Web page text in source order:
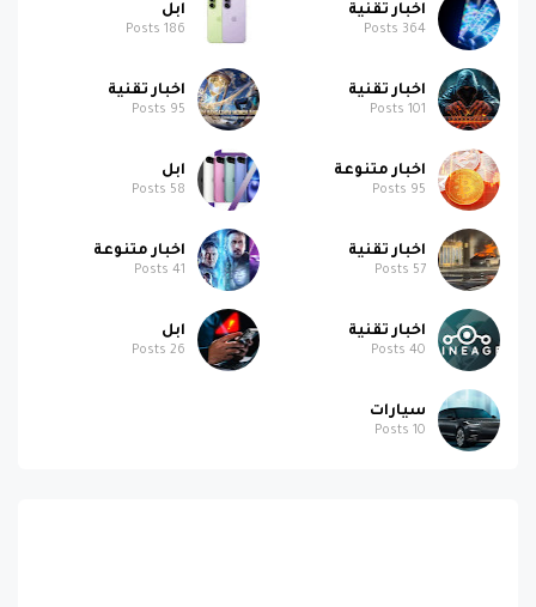
اخبار تقنية
364
ابل
186
اخبار تقنية
101
اخبار تقنية
95
اخبار متنوعة
95
ابل
58
اخبار تقنية
57
اخبار متنوعة
41
اخبار تقنية
40
ابل
26
سيارات
10